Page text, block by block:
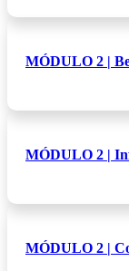
MÓDULO 2 |
MÓDULO 2 |
MÓDULO 2 |